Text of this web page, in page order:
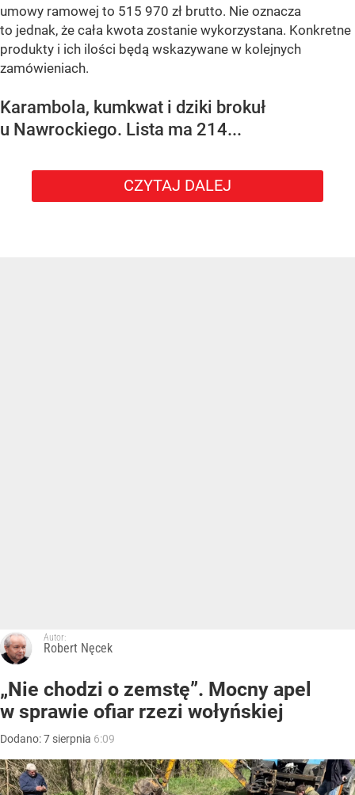
umowy ramowej to 515 970 zł brutto. Nie oznacza
to jednak, że cała kwota zostanie wykorzystana. Konkretne
produkty i ich ilości będą wskazywane w kolejnych
zamówieniach.
Karambola, kumkwat i dziki brokuł
u Nawrockiego. Lista ma 214...
CZYTAJ DALEJ
Autor:
Robert Nęcek
„Nie chodzi o zemstę”. Mocny apel
w sprawie ofiar rzezi wołyńskiej
Dodano:7 sierpnia 6:09